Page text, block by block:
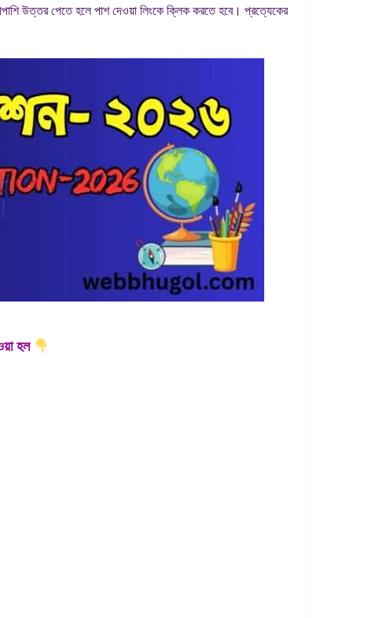
উত্তর পেতে হলে পাশ দেওয়া লিংকে ক্লিক করতে হবে। প্রত্যেকের
হল